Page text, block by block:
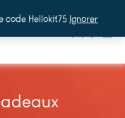
code Hellokit75 Ignorer